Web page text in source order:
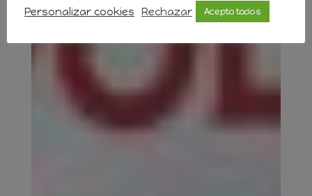
Personalizar cookies Rechazar Acepto todas